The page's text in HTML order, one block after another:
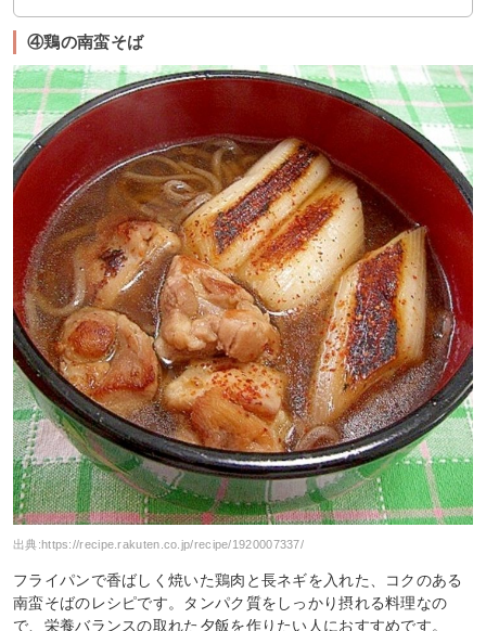
④鶏の南蛮そば
出典:https://recipe.rakuten.co.jp/recipe/1920007337/
フライパンで香ばしく焼いた鶏肉と長ネギを入れた、コクのある
南蛮そばのレシピです。タンパク質をしっかり摂れる料理なの
で、栄養バランスの取れた夕飯を作りたい人におすすめです。